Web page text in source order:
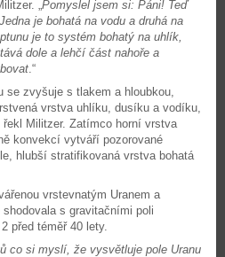
„Pomyslel jsem si: Páni! Teď
je bohatá na vodu a druhá na
je to systém bohatý na uhlík,
dole a lehčí část nahoře a
.“
se zvyšuje s tlakem a hloubkou,
vrstva uhlíku, dusíku a vodíku,
Militzer. Zatímco horní vrstva
konvekcí vytváří pozorované
hlubší stratifikovaná vrstva bohatá
vrstevnatým Uranem a
s gravitačními poli
před téměř 40 lety.
co si myslí, že vysvětluje pole Uranu